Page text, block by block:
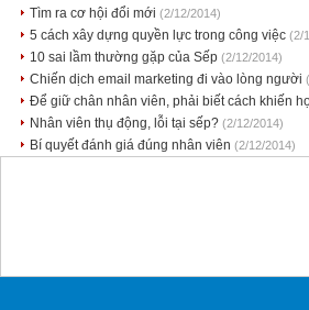
Tìm ra cơ hội đổi mới (2/12/2014)
5 cách xây dựng quyền lực trong công việc (2/
10 sai lầm thường gặp của Sếp (2/12/2014)
Chiến dịch email marketing đi vào lòng người
Để giữ chân nhân viên, phải biết cách khiến
Nhân viên thụ động, lỗi tại sếp? (2/12/2014)
Bí quyết đánh giá đúng nhân viên (2/12/2014)